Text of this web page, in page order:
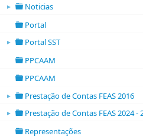
► Noticias
Portal
► Portal SST
PPCAAM
PPCAAM
►
folder open
Prestação de Contas FEAS 2016
►
folder open
Prestação de Contas FEAS 2024 -
Representações